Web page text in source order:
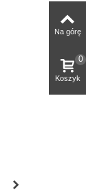
Na górę
Koszyk
0